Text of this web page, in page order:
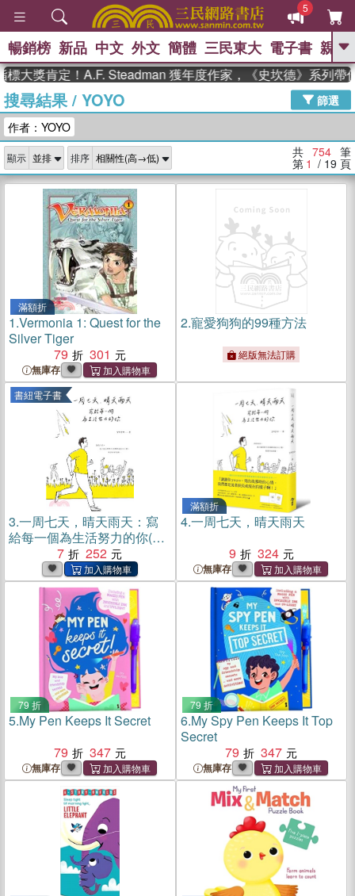
5
GO
The Odyssey 、
父親節 、 如果歷史是一群喵 、 暑期
念華 、 台灣的李登輝時代 、 數學女
孩：黎曼猜想
偉大的迷走神經
暢銷榜 新品 中文 外文 簡體 三民東大 電子書 親子
定！A.F. Steadman 獲年度作家，《史坎德》系列帶你踏上
搜尋結果/ YOYO
篩選
作者：YOYO
顯示 排序 共 754 筆
第 1 / 19 頁
滿額折
1.Vermonia 1: Quest for the
Silver Tiger
79
301
無庫存
2.寵愛狗狗的99種方法
絕版無法訂購
書紐電子書
3.一周七天，晴天雨天：寫
給每一個為生活努力的你(電
7 252
滿額折
4.一周七天，晴天雨天
9
324
無庫存
79 折
5.My Pen Keeps It Secret
79
347
無庫存
79 折
6.My Spy Pen Keeps It Top
Secret
79
347
無庫存